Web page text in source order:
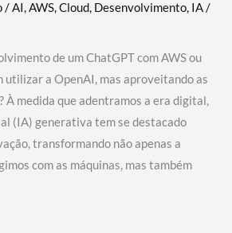
/AI,AWS,Cloud, Desenvolvimento, IA/
de um ChatGPT com AWS ou
utilizar a OpenAI, mas aproveitando as
À medida que adentramos a era digital,
(IA) generativa tem se destacado
transformando não apenas a
com as máquinas, mas também